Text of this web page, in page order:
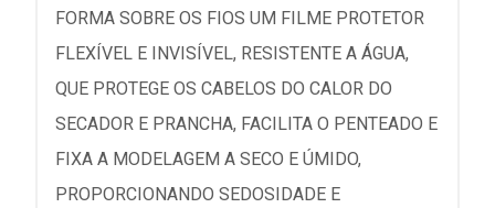
FORMA SOBRE OS FIOS UM FILME PROTETOR
FLEXÍVEL E INVISÍVEL, RESISTENTE A ÁGUA,
QUE PROTEGE OS CABELOS DO CALOR DO
SECADOR E PRANCHA, FACILITA O PENTEADO E
FIXA A MODELAGEM A SECO E ÚMIDO,
PROPORCIONANDO SEDOSIDADE E